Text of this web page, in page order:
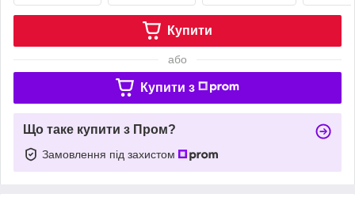
Купити
або
Купити з
Що таке купити з Пром?
Замовлення під захистом